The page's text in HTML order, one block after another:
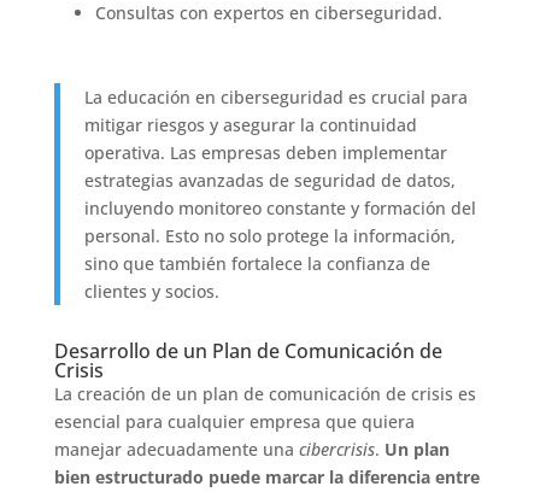
Consultas con expertos en ciberseguridad.
La educación en ciberseguridad es crucial para
mitigar riesgos y asegurar la continuidad
operativa. Las empresas deben implementar
estrategias avanzadas de seguridad de datos,
incluyendo monitoreo constante y formación del
personal. Esto no solo protege la información,
sino que también fortalece la confianza de
clientes y socios.
Desarrollo de un Plan de Comunicación de
Crisis
La creación de un plan de comunicación de crisis es
esencial para cualquier empresa que quiera
manejar adecuadamente una cibercrisis. Un plan
bien estructurado puede marcar la diferencia entre